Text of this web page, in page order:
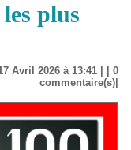
plus
Avril 2026 à 13:41 | | 0
commentaire(s)|